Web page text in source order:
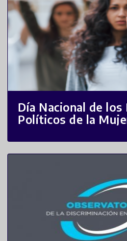
Día Nacional de los
Políticos de la